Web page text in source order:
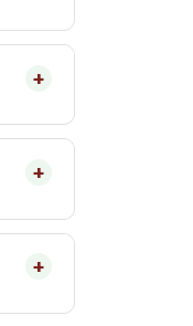
+
+
+